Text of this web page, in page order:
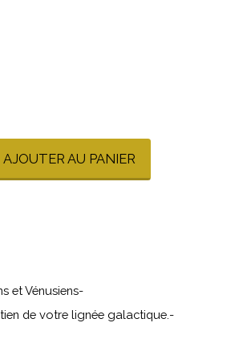
AJOUTER AU PANIER
et Vénusiens-
de votre lignée galactique.-